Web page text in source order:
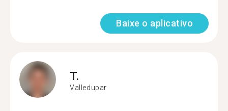
Baixe o aplicativo
T.
Valledupar